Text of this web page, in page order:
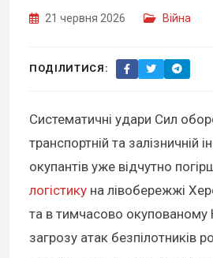
21 червня 2026 Війна
ПОДІЛИТИСЯ:
Систематичні удари Сил
транспортній та залізничній
окупантів уже відчутно
логістику на лівобережжі
та в тимчасово окупованому
загрозу атак безпілотників